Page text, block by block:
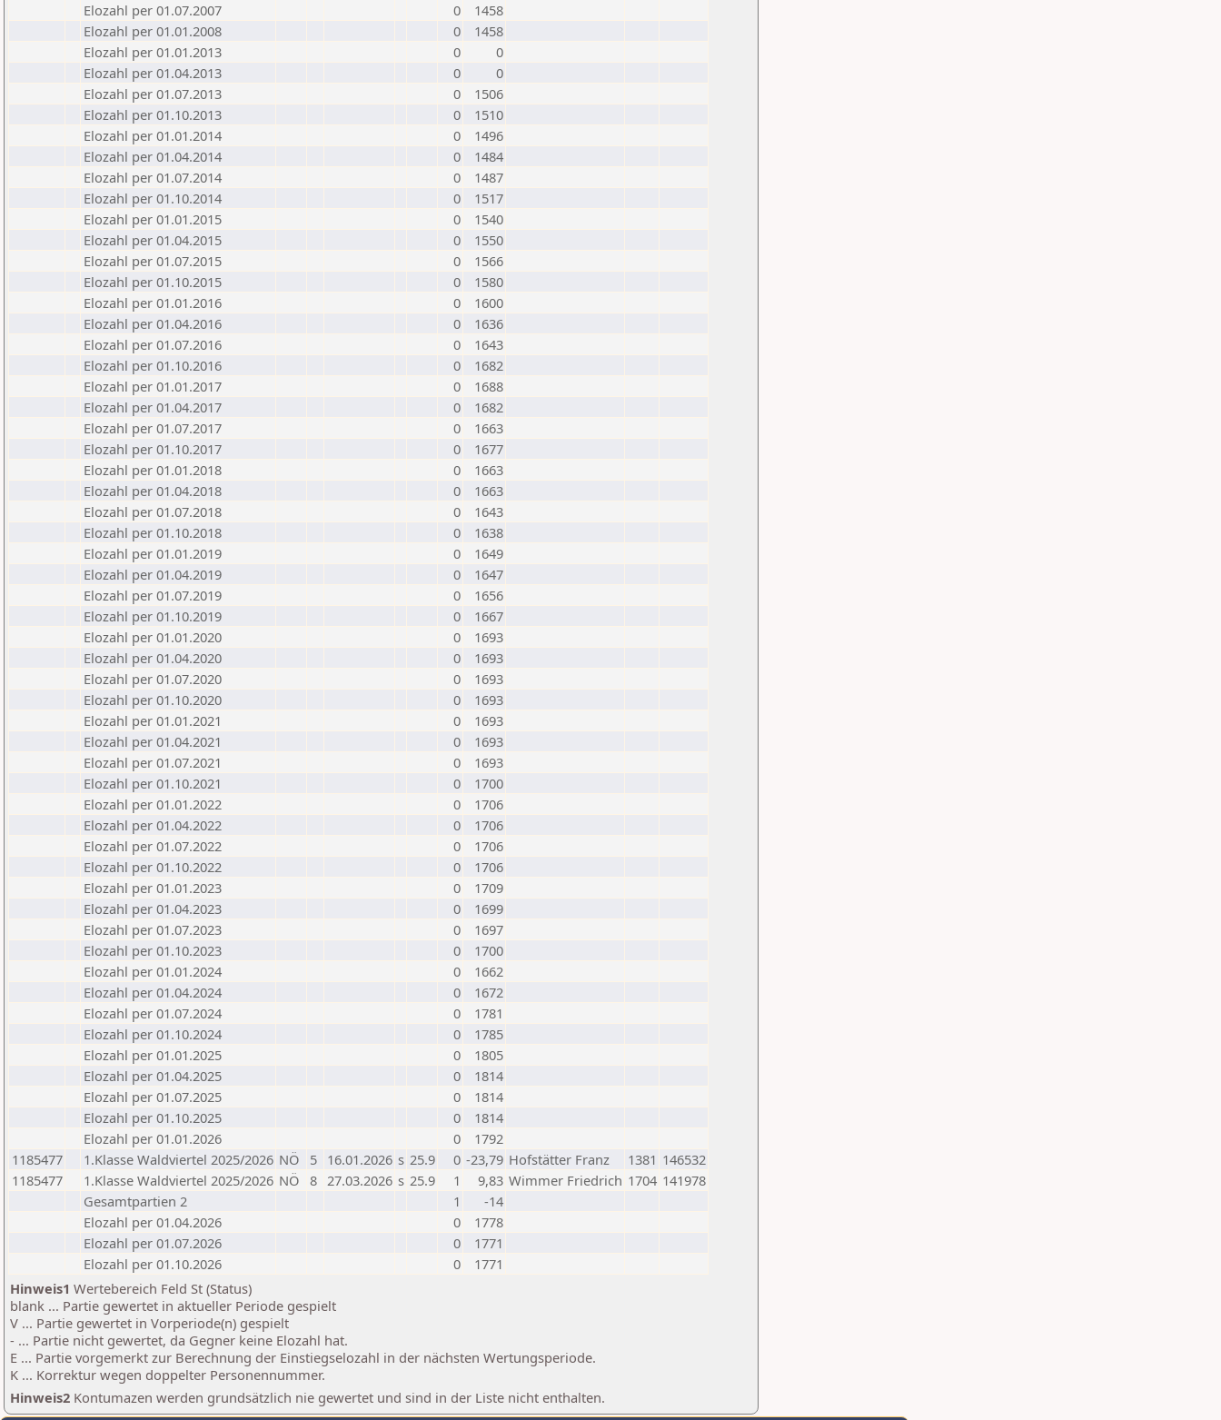
Elozahl per 01.07.2007
0
1458
Elozahl per 01.01.2008
0
1458
Elozahl per 01.01.2013
0
0
Elozahl per 01.04.2013
0
0
Elozahl per 01.07.2013
0
1506
Elozahl per 01.10.2013
0
1510
Elozahl per 01.01.2014
0
1496
Elozahl per 01.04.2014
0
1484
Elozahl per 01.07.2014
0
1487
Elozahl per 01.10.2014
0
1517
Elozahl per 01.01.2015
0
1540
Elozahl per 01.04.2015
0
1550
Elozahl per 01.07.2015
0
1566
Elozahl per 01.10.2015
0
1580
Elozahl per 01.01.2016
0
1600
Elozahl per 01.04.2016
0
1636
Elozahl per 01.07.2016
0
1643
Elozahl per 01.10.2016
0
1682
Elozahl per 01.01.2017
0
1688
Elozahl per 01.04.2017
0
1682
Elozahl per 01.07.2017
0
1663
Elozahl per 01.10.2017
0
1677
Elozahl per 01.01.2018
0
1663
Elozahl per 01.04.2018
0
1663
Elozahl per 01.07.2018
0
1643
Elozahl per 01.10.2018
0
1638
Elozahl per 01.01.2019
0
1649
Elozahl per 01.04.2019
0
1647
Elozahl per 01.07.2019
0
1656
Elozahl per 01.10.2019
0
1667
Elozahl per 01.01.2020
0
1693
Elozahl per 01.04.2020
0
1693
Elozahl per 01.07.2020
0
1693
Elozahl per 01.10.2020
0
1693
Elozahl per 01.01.2021
0
1693
Elozahl per 01.04.2021
0
1693
Elozahl per 01.07.2021
0
1693
Elozahl per 01.10.2021
0
1700
Elozahl per 01.01.2022
0
1706
Elozahl per 01.04.2022
0
1706
Elozahl per 01.07.2022
0
1706
Elozahl per 01.10.2022
0
1706
Elozahl per 01.01.2023
0
1709
Elozahl per 01.04.2023
0
1699
Elozahl per 01.07.2023
0
1697
Elozahl per 01.10.2023
0
1700
Elozahl per 01.01.2024
0
1662
Elozahl per 01.04.2024
0
1672
Elozahl per 01.07.2024
0
1781
Elozahl per 01.10.2024
0
1785
Elozahl per 01.01.2025
0
1805
Elozahl per 01.04.2025
0
1814
Elozahl per 01.07.2025
0
1814
Elozahl per 01.10.2025
0
1814
Elozahl per 01.01.2026
0
1792
1185477
1.Klasse Waldviertel 2025/2026 NÖ 5 16.01.2026 s 25.9 0 -23,79 Hofstätter Franz 1381 146532
1185477
1.Klasse Waldviertel 2025/2026 NÖ 8 27.03.2026 s 25.9 1 9,83 Wimmer Friedrich 1704 141978
Gesamtpartien 2
1
-14
Elozahl per 01.04.2026
0
1778
Elozahl per 01.07.2026
0
1771
Elozahl per 01.10.2026
0
1771
Hinweis1 Wertebereich Feld St (Status)
blank ... Partie gewertet in aktueller Periode gespielt
V ... Partie gewertet in Vorperiode(n) gespielt
- ... Partie nicht gewertet, da Gegner keine Elozahl hat.
E ... Partie vorgemerkt zur Berechnung der Einstiegselozahl in der nächsten Wertungsperiode.
K ... Korrektur wegen doppelter Personennummer.
Hinweis2 Kontumazen werden grundsätzlich nie gewertet und sind in der Liste nicht enthalten.